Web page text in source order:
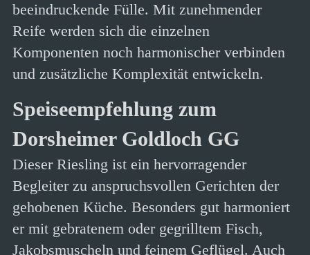
beeindruckende Fülle. Mit zunehmender
Reife werden sich die einzelnen
Komponenten noch harmonischer verbinden
und zusätzliche Komplexität entwickeln.
Speiseempfehlung zum
Dorsheimer Goldloch GG
Dieser Riesling ist ein hervorragender
Begleiter zu anspruchsvollen Gerichten der
gehobenen Küche. Besonders gut harmoniert
er mit gebratenem oder gegrilltem Fisch,
Jakobsmuscheln und feinem Geflügel. Auch